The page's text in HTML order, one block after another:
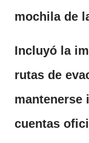
mochila de
Incluyó la
rutas de
mantenerse
cuentas